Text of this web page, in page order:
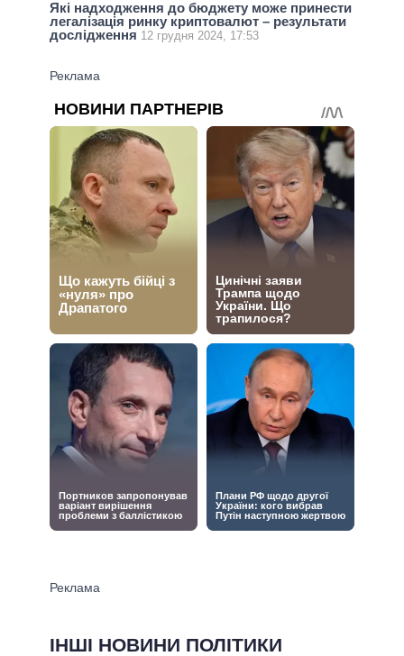
Які надходження до бюджету може принести
легалізація ринку криптовалют – результати
дослідження 12 грудня 2024, 17:53
ІНШІ НОВИНИ ПОЛІТИКИ